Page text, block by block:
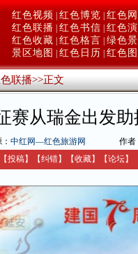
红色视频 红色博览 红色
红色联播 红色书信 红色
红色收藏 红色格言 绿色
景区地图
红色日历 红色
联播>>正文
赛从瑞金出发助
中红网—红色旅游网 作者
【投稿】 【纠错】 【收藏】 【论坛】